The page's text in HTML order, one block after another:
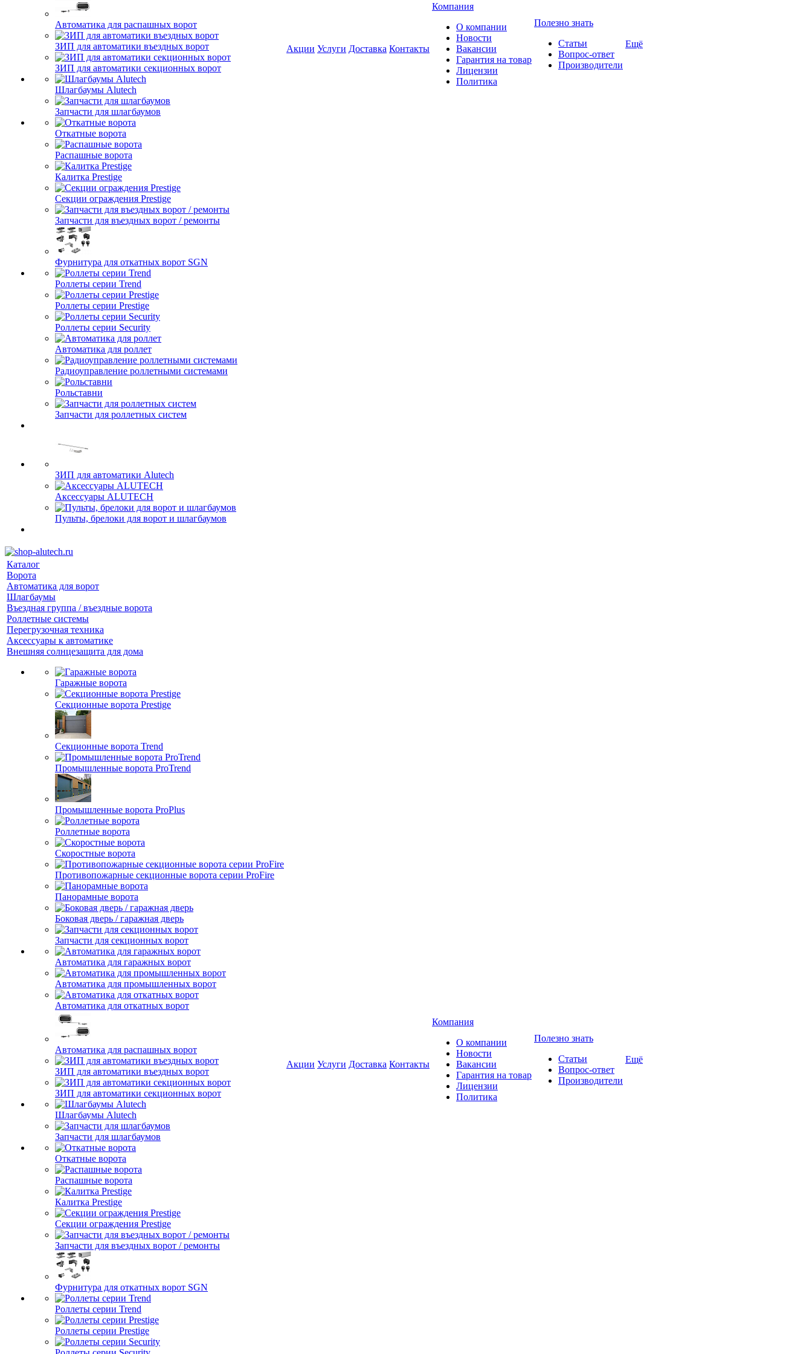
Автоматика для распашных ворот
ЗИП для автоматики въездных ворот
ЗИП для автоматики секционных ворот
Шлагбаумы Alutech
Запчасти для шлагбаумов
Откатные ворота
Распашные ворота
Калитка Prestige
Секции ограждения Prestige
Запчасти для въездных ворот / ремонты
Фурнитура для откатных ворот SGN
Роллеты серии Trend
Роллеты серии Prestige
Роллеты серии Security
Автоматика для роллет
Радиоуправление роллетными системами
Рольставни
Запчасти для роллетных систем
ЗИП для автоматики Alutech
Аксессуары ALUTECH
Пульты, брелоки для ворот и шлагбаумов
Акции Услуги Доставка Контакты
Компания
О компании
Новости
Вакансии
Гарантия на товар
Лицензии
Политика
Полезно знать
Статьи
Вопрос-ответ
Производители
Ещё
Каталог
Ворота
Автоматика для ворот
Шлагбаумы
Въездная группа / въездные ворота
Роллетные системы
Перегрузочная техника
Аксессуары к автоматике
Внешняя солнцезащита для дома
Гаражные ворота
Секционные ворота Prestige
Секционные ворота Trend
Промышленные ворота ProTrend
Промышленные ворота ProPlus
Роллетные ворота
Скоростные ворота
Противопожарные секционные ворота серии ProFire
Панорамные ворота
Боковая дверь / гаражная дверь
Запчасти для секционных ворот
Автоматика для гаражных ворот
Автоматика для промышленных ворот
Автоматика для откатных ворот
Автоматика для распашных ворот
ЗИП для автоматики въездных ворот
ЗИП для автоматики секционных ворот
Шлагбаумы Alutech
Запчасти для шлагбаумов
Откатные ворота
Распашные ворота
Калитка Prestige
Секции ограждения Prestige
Запчасти для въездных ворот / ремонты
Фурнитура для откатных ворот SGN
Роллеты серии Trend
Роллеты серии Prestige
Акции Услуги Доставка Контакты
Компания
О компании
Новости
Вакансии
Гарантия на товар
Лицензии
Политика
Полезно знать
Статьи
Вопрос-ответ
Производители
Ещё